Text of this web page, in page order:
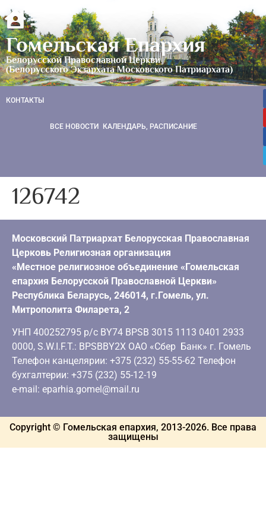
Гомельская Епархия
Белорусской Православной Церкви
(Белорусского Экзархата Московского Патриархата)
КОНТАКТЫ
ВСЕ НОВОСТИ КАЛЕНДАРЬ, РАСПИСАНИЕ
126742
Московский Патриархат Белорусская Православная
Церковь Религиозная организация
«Местное религиозное объединение «Гомельская
епархия Белорусской Православной Церкви»
Республика Беларусь, 246014, г.Гомель, ул.
Митрополита Филарета, 2
УНП 400252795 р/с BY74 BPSB 3015 1113 0401 2933
0000, S.W.I.F.T.: BPSBBY2X ОАО «Сбер Банк» г. Гомель
Телефон канцелярии: +375 (232) 55-55-62 Телефон
бухгалтерии: +375 (232) 55-12-19
e-mail: eparhia.gomel@mail.ru
Copyright © Гомельская епархия, 2013-2026. Все права
защищены